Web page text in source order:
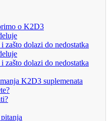
o K2D3
zašto dolazi do nedostatka
zašto dolazi do nedostatka
K2D3 suplemenata